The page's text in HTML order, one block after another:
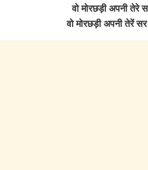
वो मोरछड़ी अपनी तेरे
वो मोरछड़ी अपनी तेरें